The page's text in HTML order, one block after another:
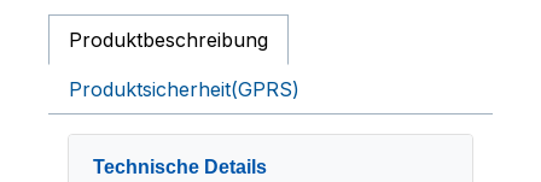
Produktbeschreibung
Produktsicherheit(GPRS)
Technische Details